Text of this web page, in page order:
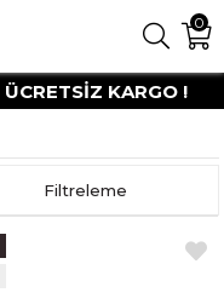
KARGO !
0
Filtreleme